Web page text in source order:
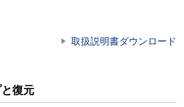
取扱説明書ダウンロード
復元